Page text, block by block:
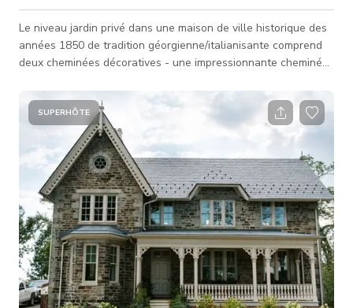
Le niveau jardin privé dans une maison de ville historique des
années 1850 de tradition géorgienne/italianisante comprend
deux cheminées décoratives - une impressionnante cheminée
traditionnelle en brique dans la salle à manger/bibliothèque.
Les panneaux de fenêtres d'origine et les planchers en bois
dur à travers la maison offrent un aperçu du passé grandiose
de la demeure. Les deux pièces principales sont séparées par
SUPERHÔTE